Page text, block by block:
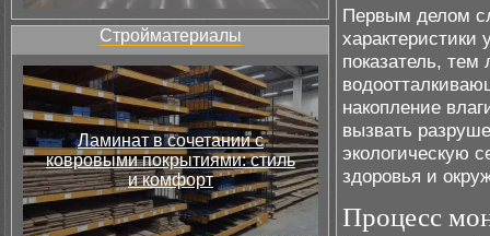
Стройматериалы
Ламинат в сочетании с
ковровыми покрытиями: стиль
и комфорт
Первым делом
характеристики
показатель, тем
накопление
вызвать
экологическую
здоровья и
Процесс